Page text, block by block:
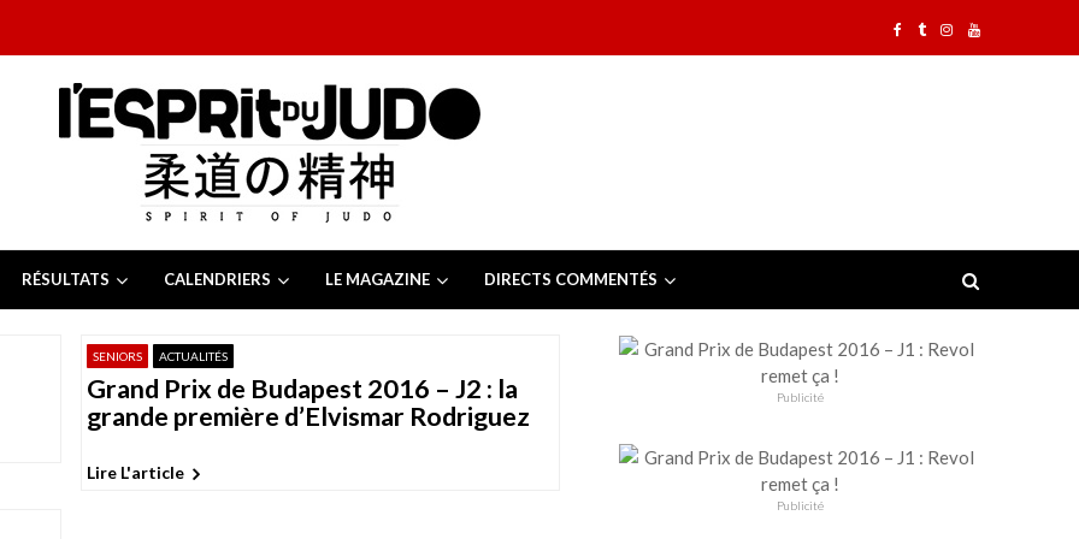
RÉSULTATS CALENDRIERS LE MAGAZINE DIRECTS COMMENTÉS
juillet 2026
juillet 2026
13 juillet 2026
Tchèque 20266 juillet 2026
SENIORS ACTUALITÉS
Grand Prix de Budapest 2016 – J2 : la
grande première d’Elvismar Rodriguez
Lire L'article
Publicité
Publicité